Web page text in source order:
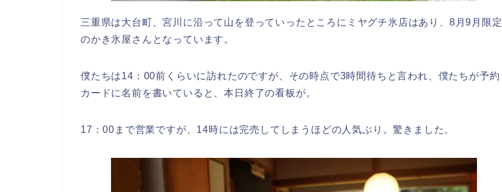
三重県は大台町、宮川に沿って山を登っていったところにミヤグチ氷店はあり、8月9月限定
のかき氷屋さんとなっています。
僕たちは14：00前くらいに訪れたのですが、その時点で3時間待ちと言われ、僕たちが予約
カードに名前を書いていると、本日終了の看板が。
17：00まで営業ですが、14時には完売してしまうほどの人気ぶり。驚きました。